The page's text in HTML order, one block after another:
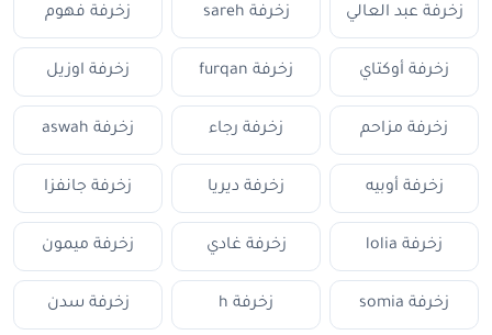
زخرفة عبد العالي زخرفة sareh زخرفة فهوم
زخرفة أوكتاي زخرفة furqan زخرفة اوزيل
زخرفة مزاحم زخرفة رجاء زخرفة aswah
زخرفة أوبيه زخرفة ديريا زخرفة جانفزا
زخرفة lolia زخرفة غادي زخرفة ميمون
زخرفة somia زخرفة h زخرفة سدن